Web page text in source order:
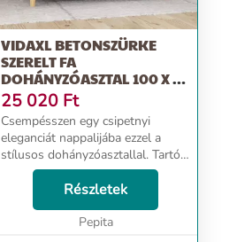
VIDAXL BETONSZÜRKE
SZERELT FA
DOHÁNYZÓASZTAL 100 X 50
X 45 CM
25 020 Ft
Csempésszen egy csipetnyi
eleganciát nappalijába ezzel a
stílusos dohányzóasztallal. Tartós
anyag: A szerelt fa kivételes
minőségű, sima felületű, szilárd,
stabil, és ellenáll a nedvességnek.
Részletek
Pepita